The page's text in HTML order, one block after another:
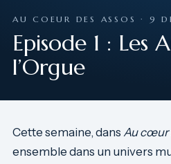
AU COEUR DES ASSOS · 9
Episode 1 : Les
l’Orgue
Cette semaine, dans Au cœur
ensemble dans un univers